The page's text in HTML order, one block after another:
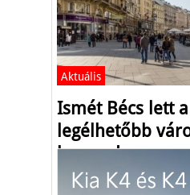
Aktuális
Ismét Bécs lett
legélhetőbb
harmadszor
címet